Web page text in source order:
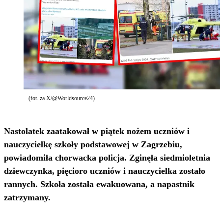
(fot. za X/@Worldsource24)
Nastolatek zaatakował w piątek nożem uczniów i
nauczycielkę szkoły podstawowej w Zagrzebiu,
powiadomiła chorwacka policja. Zginęła siedmioletnia
dziewczynka, pięcioro uczniów i nauczycielka zostało
rannych. Szkoła została ewakuowana, a napastnik
zatrzymany.